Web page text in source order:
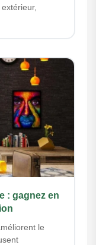
: gagnez en
le